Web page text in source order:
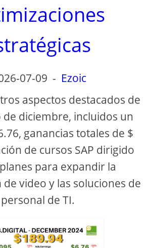
07-09 - Ezoic
aspectos destacados de
diciembre, incluidos un
ganancias totales de $
de cursos SAP dirigido
para expandir la
video y las soluciones de
personal de TI.